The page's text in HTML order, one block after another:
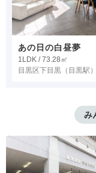
あの日の白昼夢
1LDK / 73.28㎡
目黒区下目黒 （目黒駅）
み